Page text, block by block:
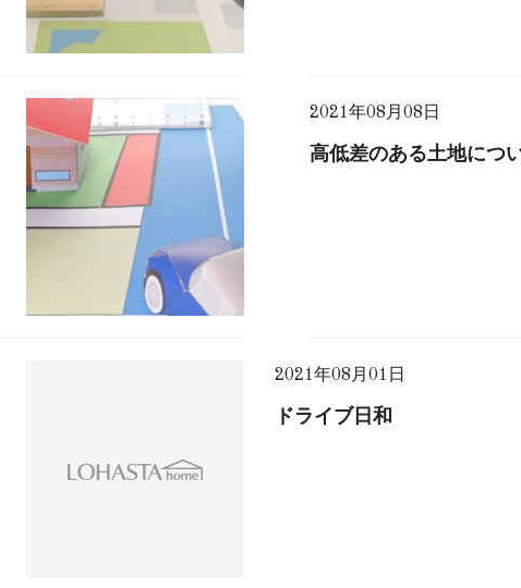
2021年08月08日
高低差のある土地につ
2021年08月01日
ドライブ日和